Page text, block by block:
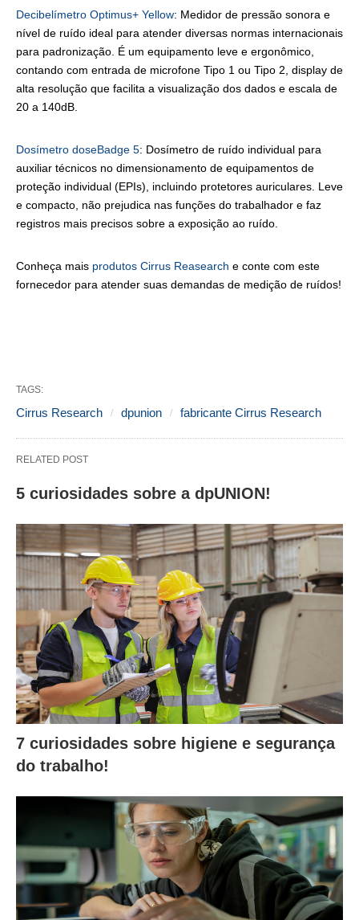
Decibelímetro Optimus+ Yellow: Medidor de pressão sonora e
nível de ruído ideal para atender diversas normas internacionais
para padronização. É um equipamento leve e ergonômico,
contando com entrada de microfone Tipo 1 ou Tipo 2, display de
alta resolução que facilita a visualização dos dados e escala de
20 a 140dB.
Dosímetro doseBadge 5: Dosímetro de ruído individual para
auxiliar técnicos no dimensionamento de equipamentos de
proteção individual (EPIs), incluindo protetores auriculares. Leve
e compacto, não prejudica nas funções do trabalhador e faz
registros mais precisos sobre a exposição ao ruído.
Conheça mais produtos Cirrus Reasearch e conte com este
fornecedor para atender suas demandas de medição de ruídos!
TAGS:
Cirrus Research dpunion fabricante Cirrus Research
RELATED POST
5 curiosidades sobre a dpUNION!
7 curiosidades sobre higiene e segurança
do trabalho!